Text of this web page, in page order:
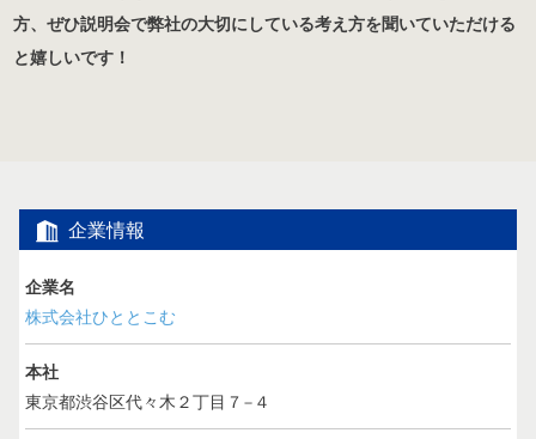
方、ぜひ説明会で弊社の大切にしている考え方を聞いていただける
と嬉しいです！
企業情報
企業名
株式会社ひととこむ
本社
東京都渋谷区代々木２丁目７−４